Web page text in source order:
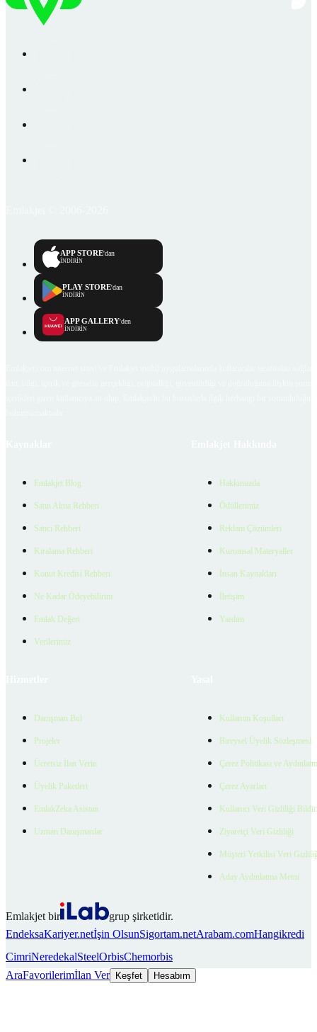
APP STORE'dan
İNDİRİN
PLAY STORE'dan
İNDİRİN
APP GALLERY'den
İNDİRİN
Emlakjet Blog
Satın Alma Rehberi
Satıcı Rehberi
Kiralama Rehberi
Konut Kredisi Rehberi
Ne Kadar Ödeyebilirim
Emlak Değeri
Verilerimiz
Hakkımızda
Ödüllerimiz
Reklam Çözümleri
Kurumsal Materyaller
İnsan Kaynakları
İletişim
Yardım
Danışman Bul
Projeler
Ücretsiz İlan Verin
Üyelik Paketleri
EmlakZeka Asistan
Uzman Danışmanlar
Kullanım Koşulları
Bireysel Üyelik Sözleşmesi
Çerez Politikası ve
Çerez Ayarları
Kullanıcı Veri Gizliliği
Ziyaretçi Veri Gizliliği
Müşteri Yetkilisi Veri
Aday Aydınlatma Metni
Emlakjet bir
grup şirketidir.
EndeksaKariyer.netİşin OlsunSigortam.netArabam.comHangikredi
CimriNeredekalSteelOrbisChemorbis
AraFavorilerimİlan Ver Keşfet Hesabım